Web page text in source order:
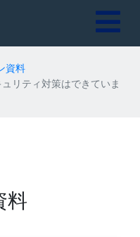
資料
リティ対策はできていま
料